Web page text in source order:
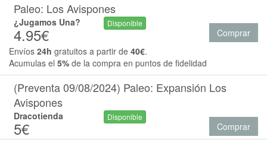
Paleo: Los Avispones
¿Jugamos Una?
4.95€
Disponible
Comprar
Envíos 24h gratuitos a partir de 40€.
Acumulas el 5% de la compra en puntos de fidelidad
(Preventa 09/08/2024) Paleo: Expansión Los
Avispones
Dracotienda
5€
Disponible
Comprar